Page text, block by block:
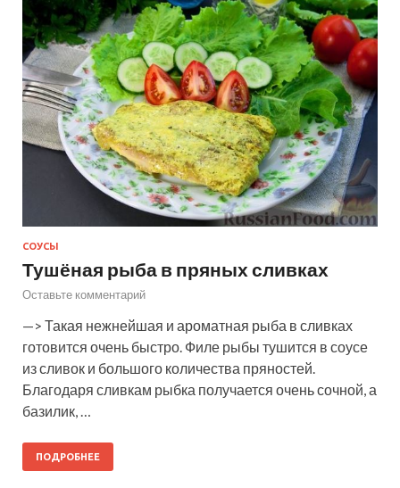
СОУСЫ
Тушёная рыба в пряных сливках
Оставьте комментарий
—> Такая нежнейшая и ароматная рыба в сливках
готовится очень быстро. Филе рыбы тушится в соусе
из сливок и большого количества пряностей.
Благодаря сливкам рыбка получается очень сочной, а
базилик, …
ПОДРОБНЕЕ